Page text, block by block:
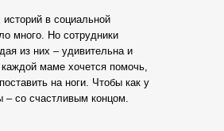
в социальной
много. Но сотрудники
из них – удивительна и
маме хочется помочь,
на ноги. Чтобы как у
со счастливым концом.